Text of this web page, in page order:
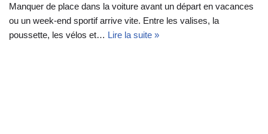
Manquer de place dans la voiture avant un départ en vacances
ou un week‑end sportif arrive vite. Entre les valises, la
poussette, les vélos et… Lire la suite »